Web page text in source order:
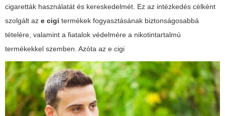
cigaretták használatát és kereskedelmét. Ez az intézkedés célként
szolgált az e cigi termékek fogyasztásának biztonságosabbá
tételére, valamint a fiatalok védelmére a nikotintartalmú
termékekkel szemben. Azóta az e cigi